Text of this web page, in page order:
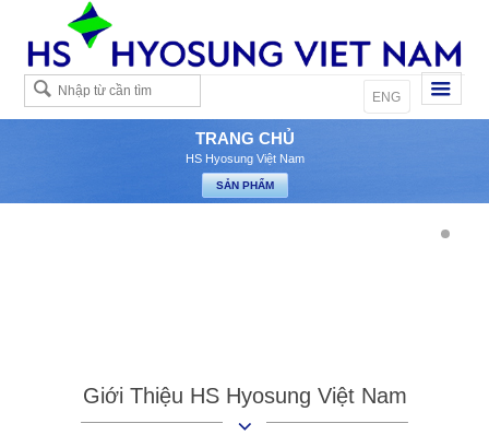
Việt
ENG
TRANG CHỦ
HS Hyosung Việt Nam
Giới Thiệu HS Hyosung Việt Nam